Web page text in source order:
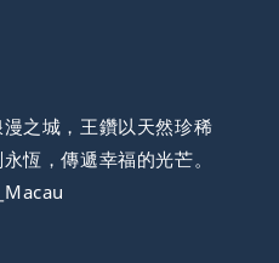
之城，王鑽以天然珍稀
恆，傳遞幸福的光芒。